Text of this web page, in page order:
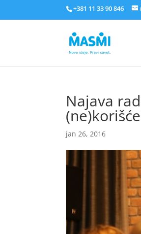
+381 11 33 90 846
Najava
jan 26, 2016